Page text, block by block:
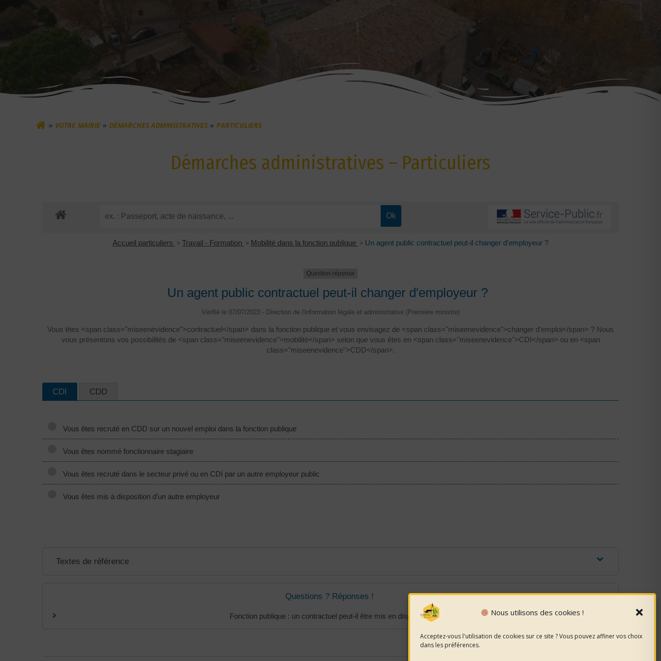
Nous utilisons des cookies !
Acceptez-vous l'utilisation de cookies sur ce site ? Vous pouvez affiner vos choix
dans les préférences.
VOTRE MAIRIE DÉMARCHES ADMINISTRATIVES PARTICULIERS
Démarches administratives – Particuliers
Accueil particuliers > Travail - Formation > Mobilité dans la fonction publique > Un agent public contractuel peut-il changer d'employeur ?
Question-réponse
Un agent public contractuel peut-il changer d'employeur ?
Vérifié le 07/07/2023 - Direction de l'information légale et administrative (Première ministre)
Vous êtes <span class="miseenevidence">contractuel</span> dans la fonction publique et vous envisagez de <span class="miseenevidence">changer d'emploi</span> ? Nous
vous présentons vos possibilités de <span class="miseenevidence">mobilité</span> selon que vous êtes en <span class="miseenevidence">CDI</span> ou en <span
class="miseenevidence">CDD</span>.
CDI CDD
Vous êtes recruté en CDD sur un nouvel emploi dans la fonction publique
Vous êtes nommé fonctionnaire stagiaire
Vous êtes recruté dans le secteur privé ou en CDI par un autre employeur public
Vous êtes mis à disposition d'un autre employeur
Textes de référence
Questions ? Réponses !
Fonction publique : un contractuel peut-il être mis en disponibilité ?